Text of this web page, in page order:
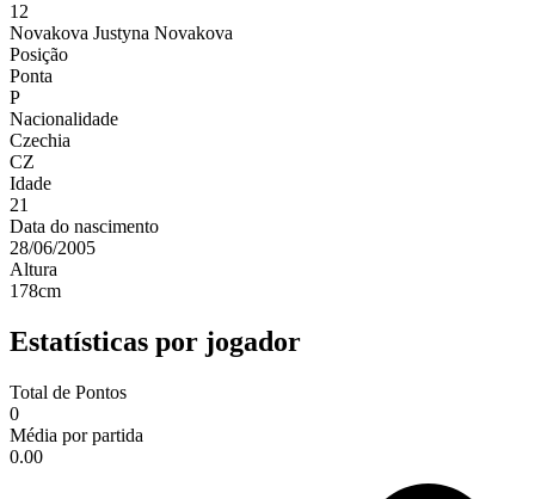
12
Novakova Justyna Novakova
Posição
Ponta
P
Nacionalidade
Czechia
CZ
Idade
21
Data do nascimento
28/06/2005
Altura
178cm
Estatísticas por jogador
Total de Pontos
0
Média por partida
0.00